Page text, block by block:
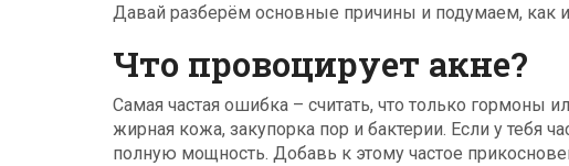
Давай разберём основные причины и подумаем, как
Что провоцирует акне?
Самая частая ошибка – считать, что только гормоны
жирная кожа, закупорка пор и бактерии. Если у тебя
полную мощность. Добавь к этому частое